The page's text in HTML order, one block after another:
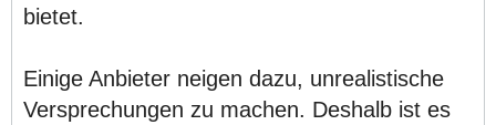
bietet.
Einige Anbieter neigen dazu, unrealistische
Versprechungen zu machen. Deshalb ist es